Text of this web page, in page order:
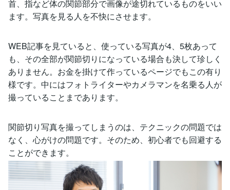
首、指など体の関節部分で画像が途切れているものをいい
ます。写真を見る人を不快にさせます。
WEB記事を見ていると、使っている写真が4、5枚あって
も、その全部が関節切りになっている場合も決して珍しく
ありません。お金を掛けて作っているページでもこの有り
様です。中にはフォトライターやカメラマンを名乗る人が
撮っていることまであります。
関節切り写真を撮ってしまうのは、テクニックの問題では
なく、心がけの問題です。そのため、初心者でも回避する
ことができます。